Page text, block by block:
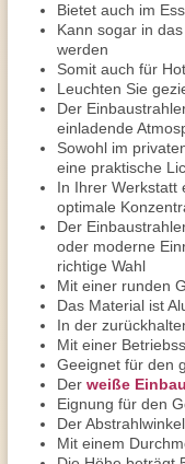
Bietet auch im
Kann sogar in
werden
Somit auch für
Leuchten Sie
Der
einladende
Sowohl im
eine praktische
In Ihrer Werkstatt
optimale
Der
oder moderne
richtige Wahl
Mit einer runden
Das Material ist
In der
Mit einer
Geeignet für den
Der weiße
Eignung für den
Der
Mit einem